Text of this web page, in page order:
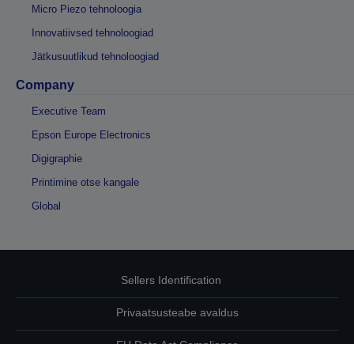
Micro Piezo tehnoloogia
Innovatiivsed tehnoloogiad
Jätkusuutlikud tehnoloogiad
Company
Executive Team
Epson Europe Electronics
Digigraphie
Printimine otse kangale
Global
Sellers Identification
Privaatsusteabe avaldus